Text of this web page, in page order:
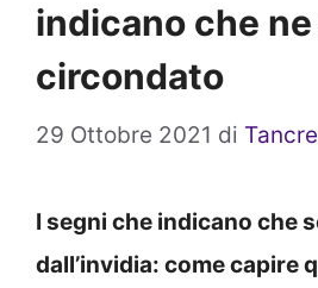
indicano che
circondato
29 Ottobre 2021 di
I segni che indicano che
dall’invidia: come capire